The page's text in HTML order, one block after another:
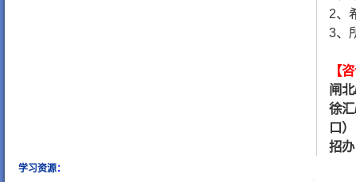
2、
3、
【
闸
徐
口）
招
学习资源：